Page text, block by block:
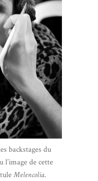
backstages du
l’image de cette
Melencolia.